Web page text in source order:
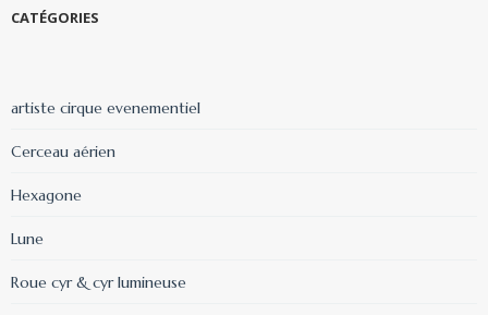
CATÉGORIES
artiste cirque evenementiel
Cerceau aérien
Hexagone
Lune
Roue cyr & cyr lumineuse